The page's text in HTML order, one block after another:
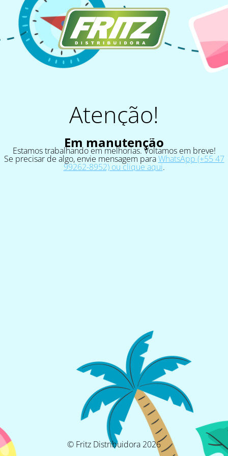
Atenção!
Em manutenção
Estamos trabalhando em melhorias. Voltamos em breve!
Se precisar de algo, envie mensagem paraWhatsApp (+55 47
99262-8952) ou clique aqui.
© Fritz Distribuidora 2026